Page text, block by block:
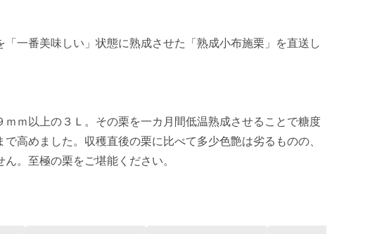
一番美味しい」状態に熟成させた「熟成小布施栗」を直送し
ｍｍ以上の３Ｌ。その栗を一カ月間低温熟成させることで糖度
で高めました。収穫直後の栗に比べて多少色艶は劣るものの、
。至極の栗をご堪能ください。